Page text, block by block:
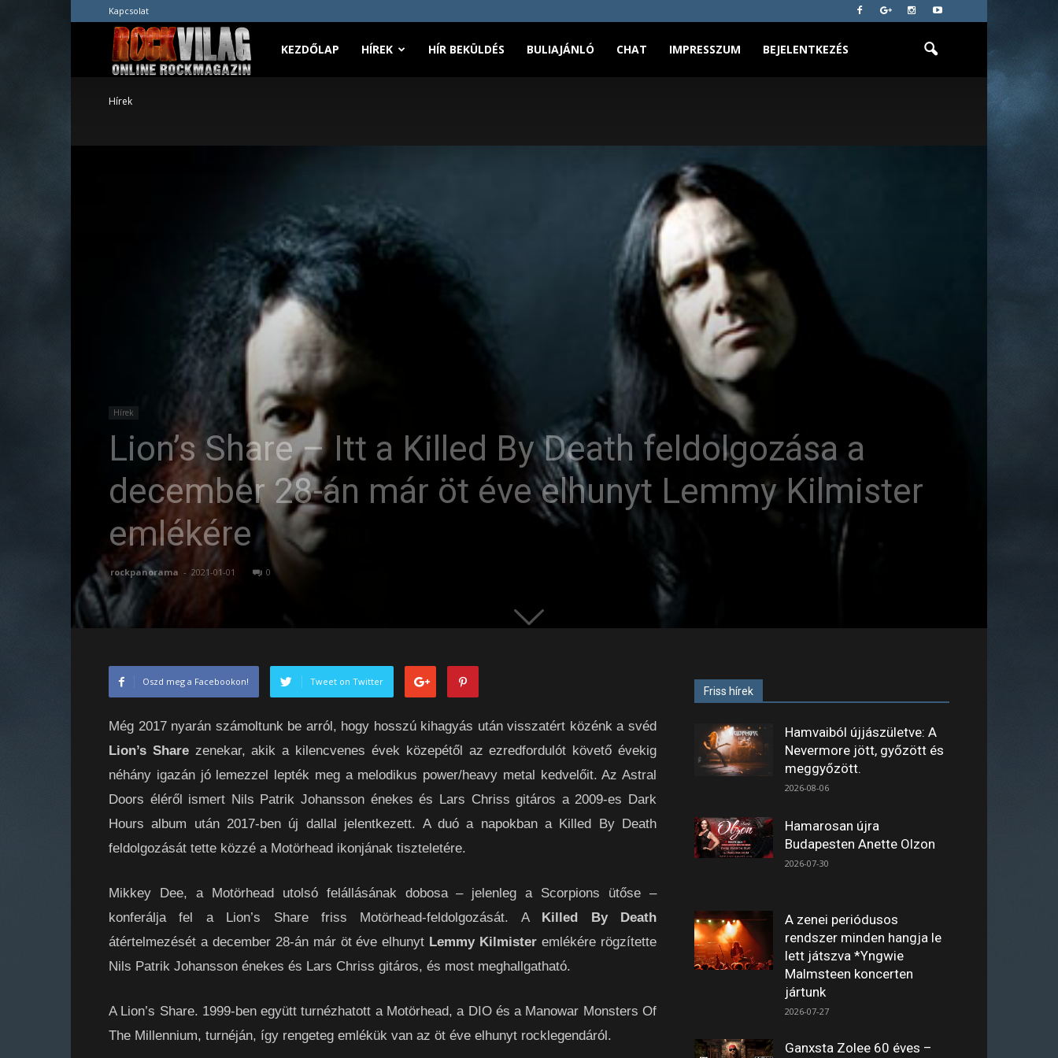
Kapcsolat
Rockvilág.hu
KEZDŐLAP HÍREK HÍR BEKÜLDÉS BULIAJÁNLÓ CHAT IMPRESSZUM BEJELENTKEZÉS
Hírek
Hírek
Lion’s Share – Itt a Killed By Death feldolgozása a
december 28-án már öt éve elhunyt Lemmy Kilmister
emlékére
rockpanorama - 2021-01-01 0
Oszd meg a Facebookon! Tweet on Twitter
Még 2017 nyarán számoltunk be arról, hogy hosszú kihagyás után visszatért közénk a svéd
Lion’s Sharezenekar, akik a kilencvenes évek közepétől az ezredfordulót követő évekig
néhány igazán jó lemezzel lepték meg a melodikus power/heavy metal kedvelőit. Az Astral
Doors éléről ismert Nils Patrik Johansson énekes és Lars Chriss gitáros a 2009-es Dark
Hours album után 2017-ben új dallal jelentkezett. A duó a napokban a Killed By Death
feldolgozását tette közzé a Motörhead ikonjának tiszteletére.
Mikkey Dee, a Motörhead utolsó felállásának dobosa – jelenleg a Scorpions ütőse –
konferálja fel a Lion’s Share friss Motörhead-feldolgozását. A Killed By Death
átértelmezését a december 28-án már öt éve elhunyt Lemmy Kilmister emlékére rögzítette
Nils Patrik Johansson énekes és Lars Chriss gitáros, és most meghallgatható.
A Lion’s Share. 1999-ben együtt turnézhatott a Motörhead, a DIO és a Manowar Monsters Of
The Millennium, turnéján, így rengeteg emlékük van az öt éve elhunyt rocklegendáról.
Friss hírek
Hamvaiból újjászületve: A
Nevermore jött, győzött és
meggyőzött.
2026-08-06
Hamarosan újra
Budapesten Anette Olzon
2026-07-30
A zenei periódusos
rendszer minden hangja le
lett játszva *Yngwie
Malmsteen koncerten
jártunk
2026-07-27
Ganxsta Zolee 60 éves –